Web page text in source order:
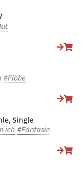
#Flöhe
Single
ich #Fantasie